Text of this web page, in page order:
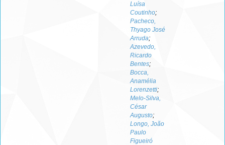
Luísa
Coutinho;
Pacheco,
Thyago José
Arruda;
Azevedo,
Ricardo
Bentes;
Bocca,
Anamélia
Lorenzetti;
Melo-Silva,
César
Augusto;
Longo, João
Paulo
Figueiró